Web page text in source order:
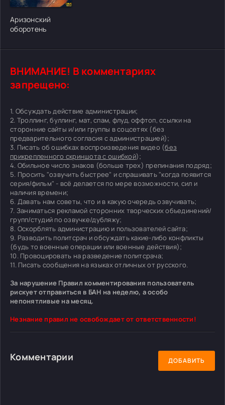
Аризонский
оборотень
ВНИМАНИЕ! В комментариях
запрещено:
1. Обсуждать действие администрации;
2. Троллинг, буллинг, мат, спам, флуд, оффтоп, ссылки на
сторонние сайты и/или группы в соцсетях (без
предварительного согласия с администрацией);
3. Писать об ошибках воспроизведения видео (без
прикрепленного скриншота с ошибкой);
4. Обильное число знаков (больше трех) препинания подряд;
5. Просить "озвучить быстрее" и спрашивать "когда появится
серия/фильм" - всё делается по мере возможности, сил и
наличия времени;
6. Давать нам советы, что и в какую очередь озвучивать;
7. Заниматься рекламой сторонних творческих объединений/
групп/студий по озвучке/дубляжу;
8. Оскорблять администрацию и пользователей сайта;
9. Разводить политсрач и обсуждать какие-либо конфликты
(будь то военные операции или военные действия);
10. Провоцировать на разведение политсрача;
11. Писать сообщения на языках отличных от русского.
За нарушение Правил комментирования пользователь
рискует отправиться в БАН на неделю, а особо
непонятливые на месяц.
Незнание правил не освобождает от ответственности!
Комментарии ДОБАВИТЬ